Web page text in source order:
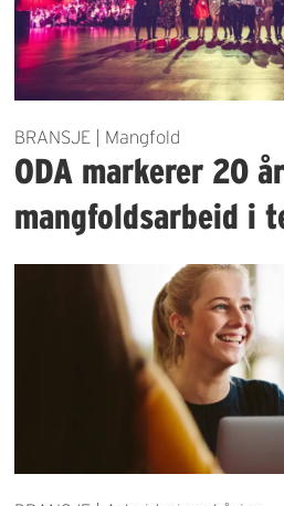
BRANSJE | Mangfold
ODA markerer 20
mangfoldsarbeid i